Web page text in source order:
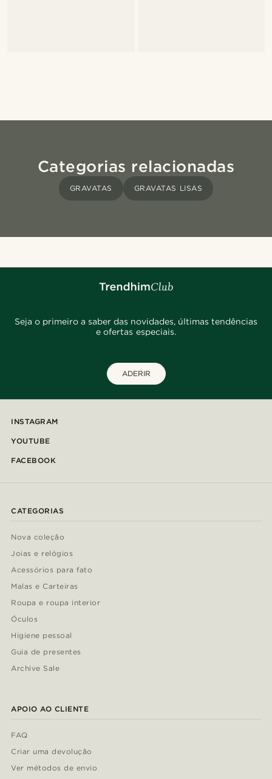
Categorias relacionadas
GRAVATAS GRAVATAS LISAS
Seja o primeiro a saber das novidades, últimas tendências
e ofertas especiais.
ADERIR
INSTAGRAM
YOUTUBE
FACEBOOK
CATEGORIAS
Nova coleção
Joias e relógios
Acessórios para fato
Malas e Carteiras
Roupa e roupa interior
Óculos
Higiene pessoal
Guia de presentes
Archive Sale
APOIO AO CLIENTE
FAQ
Criar uma devolução
Ver métodos de envio